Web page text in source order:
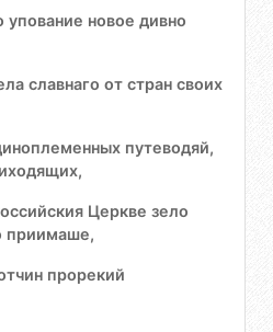
упование новое дивно
славнаго от стран своих
путеводяй,
Церкве зело
приимаше,
прорекий